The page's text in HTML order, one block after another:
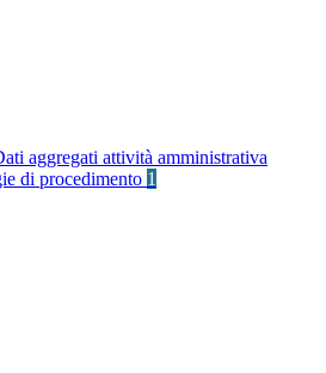
aggregati attività amministrativa
di procedimento 1